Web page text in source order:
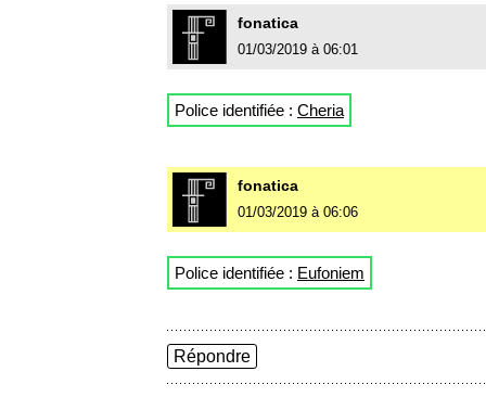
fonatica
01/03/2019 à 06:01
Police identifiée : Cheria
fonatica
01/03/2019 à 06:06
Police identifiée : Eufoniem
Répondre